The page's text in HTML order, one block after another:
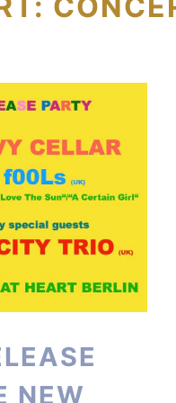
NEW